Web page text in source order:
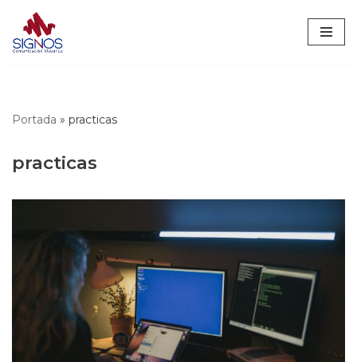
Saltar
al
Portada » practicas
practicas